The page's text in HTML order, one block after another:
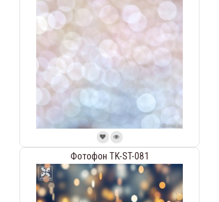
Фотофон TK-ST-081